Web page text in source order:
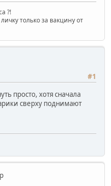
?!
только за вакцину от
#1
просто, хотя сначала
сверху поднимают